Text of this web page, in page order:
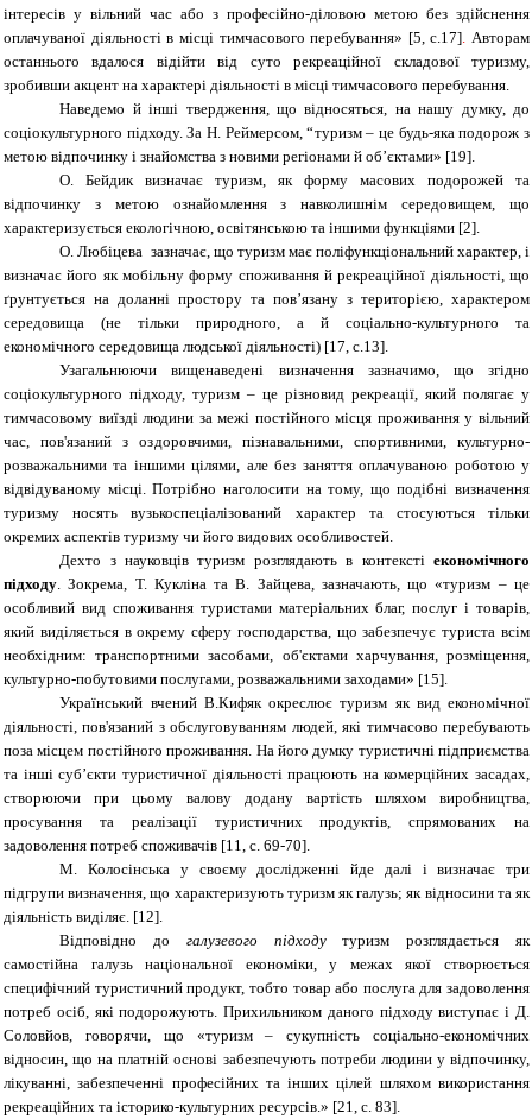
інтересів у вільний час або з професійно-діловою метою без здійснення
оплачуваної діяльності в місці тимчасового перебування» [5, с.17] Авторам
останнього вдалося відійти від суто рекреаційної складової туризму,
зробивши акцент на характері діяльності в місці тимчасового перебування.
Наведемо й інші твердження, що відносяться, на нашу думку, до
соціокультурного підходу. За Н. Реймерсом, “туризм – це будь-яка подорож з
метою відпочинку і знайомства з новими регіонами й об’єктами» [19]
О. Бейдик визначає туризм, як форму масових подорожей та
відпочинку з метою ознайомлення з навколишнім середовищем, що
характеризується екологічною, освітянською та іншими функціями [2].
О. Любіцева зазначає, що туризм має поліфункціональний характер, і
визначає його як мобільну форму споживання й рекреаційної діяльності, що
ґрунтується на доланні простору та пов’язану з територією, характером
середовища (не тільки природного, а й соціально-культурного та
економічного середовища людської діяльності) [1 7, с.13].
Узагальнюючи вищенаведені визначення зазначимо, що згідно
соціокультурного підходу, туризм – це різновид рекреації, який полягає у
тимчасовому виїзді людини за межі постійного місця проживання у вільний
час, пов'язаний з оздоровчими, пізнавальними, спортивними, культурно-
розважальними та іншими цілями, але без заняття оплачуваною роботою у
відвідуваному місці. Потрібно наголосити на тому, що подібні визначення
туризму носять вузькоспеціалізований характер та стосуються тільки
окремих аспектів туризму чи його видових особливостей.
Дехто з науковців туризм розглядають в контексті економічного
підходу . Зокрема, Т. Кукліна та В. Зайцева, зазначають, що «туризм – це
особливий вид споживання туристами матеріальних благ, послуг і товарів,
який виділяється в окрему сферу господарства, що забезпечує туриста всім
необхідним: транспортними засобами, об'єктами харчування, розміщення,
культурно-побутовими послугами, розважальними заходами» [15].
Український вчений В.Кифяк окреслює туризм як вид економічної
діяльності, пов'язаний з обслуговуванням людей, які тимчасово перебувають
поза місцем постійного проживання. На його думку туристичні підприємства
та інші суб’єкти туристичної діяльності працюють на комерційних засадах,
створюючи при цьому валову додану вартість шляхом виробництва,
просування та реалізації туристичних продуктів, спрямованих на
задоволення потреб споживачів [11, с. 69-70].
М. Колосінська у своєму дослідженні йде далі і визначає три
підгрупи визначення, що характеризують туризм як галузь; як відносини та як
діяльність виділяє. [12].
Відповідно до галузевого підходутуризм розглядається як
самостійна галузь національної економіки, у межах якої створюється
специфічний туристичний продукт, тобто товар або послуга для задоволення
потреб осіб, які подорожують. Прихильником даного підходу виступає і Д.
Соловйов, говорячи, що «туризм –сукупність соціально-економічних
відносин, що на платній основі забезпечують потреби людини у відпочинку,
лікуванні, забезпеченні професійних та інших цілей шляхом використання
рекреаційних та історико-культурних ресурсів.» [21, с. 83].